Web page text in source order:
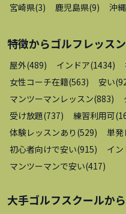
宮崎県(3) 鹿児島県(9) 沖
特徴からゴルフレッスン
屋外(489) インドア(1434)
女性コーチ在籍(563) 安い(
マンツーマンレッスン(883)
受け放題(737) 練習利用可(
体験レッスンあり (529) 単発
初心者向けで安い(915) イ
マンツーマンで安い(417)
大手ゴルフスクールか